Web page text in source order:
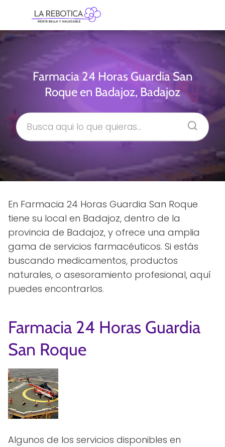
Farmacia 24 Horas Guardia San
Roque en Badajoz, Badajoz
En Farmacia 24 Horas Guardia San Roque
tiene su local en Badajoz, dentro de la
provincia de Badajoz, y ofrece una amplia
gama de servicios farmacéuticos. Si estás
buscando medicamentos, productos
naturales, o asesoramiento profesional, aquí
puedes encontrarlos.
Farmacia 24 Horas Guardia
San Roque
Algunos de los servicios disponibles en